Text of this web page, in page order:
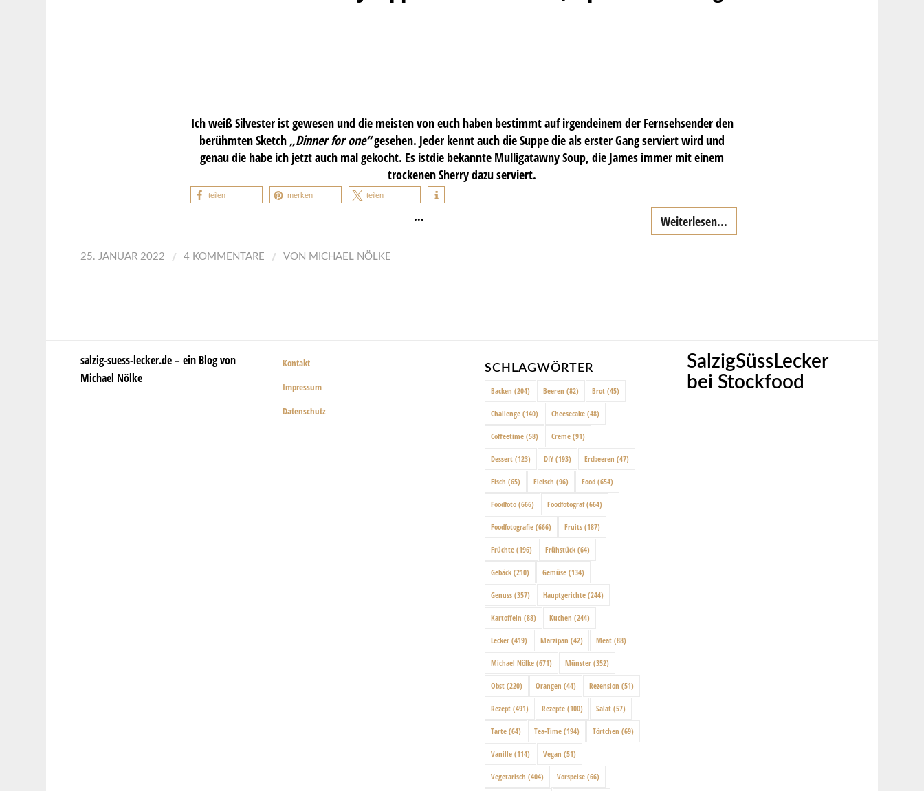
Ich weiß Silvester ist gewesen und die meisten von euch haben bestimmt auf irgendeinem der Fernsehsender den
berühmten Sketch „Dinner for one“gesehen. Jeder kennt auch die Suppe die als erster Gang serviert wird und
genau die habe ich jetzt auch mal gekocht. Es istdie bekannte Mulligatawny Soup, die James immer mit einem
trockenen Sherry dazu serviert.
teilen merken teilen
… Weiterlesen...
25. JANUAR 2022 / 4 KOMMENTARE / VON MICHAEL NÖLKE
salzig-suess-lecker.de – ein Blog von
Michael Nölke
Kontakt
Impressum
Datenschutz
SCHLAGWÖRTER
Backen (204) Beeren (82) Brot (45)
Challenge (140) Cheesecake (48)
Coffeetime (58) Creme (91)
Dessert (123) DIY (193) Erdbeeren (47)
Fisch (65) Fleisch (96) Food (654)
Foodfoto (666) Foodfotograf(664)
Foodfotografie (666) Fruits (187)
Früchte (196) Frühstück (64)
Gebäck (210) Gemüse (134)
Genuss (357) Hauptgerichte (244)
Kartoffeln (88) Kuchen (244)
Lecker (419) Marzipan (42) Meat (88)
Michael Nölke (671) Münster (352)
Obst (220) Orangen (44) Rezension (51)
Rezept (491) Rezepte (100) Salat (57)
Tarte (64) Tea-Time (194) Törtchen (69)
Vanille (114) Vegan (51)
Vegetarisch (404) Vorspeise (66)
SalzigSüssLecker
bei Stockfood